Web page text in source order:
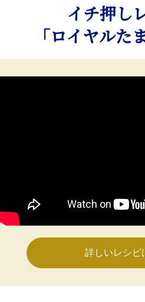
イチ押し
「ロイヤルた
詳しいレシピ